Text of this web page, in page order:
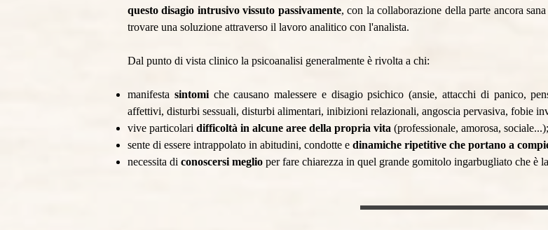
questo disagio intrusivo vissuto passivamente, con la collaborazione della parte ancora
trovare una soluzione attraverso il lavoro analitico con l'analista.
Dal punto di vista clinico la psicoanalisi generalmente è rivolta a chi:
manifesta sintomiche causano malessere e disagio psichico (ansie, attacchi di panico,
affettivi, disturbi sessuali, disturbi alimentari, inibizioni relazionali, angoscia pervasiva, fobie
vive particolari difficoltà in alcune aree della propria vita (professionale, amorosa, sociale...);
sente di essere intrappolato in abitudini, condotte e dinamiche ripetitive che portano a
necessita di conoscersi meglio per fare chiarezza in quel grande gomitolo ingarbugliato che è